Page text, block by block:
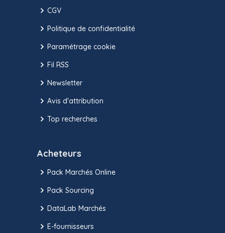
CGV
Politique de confidentialité
Paramétrage cookie
Fil RSS
Newsletter
Avis d'attribution
Top recherches
Acheteurs
Pack Marchés Online
Pack Sourcing
DataLab Marchés
E-fournisseurs